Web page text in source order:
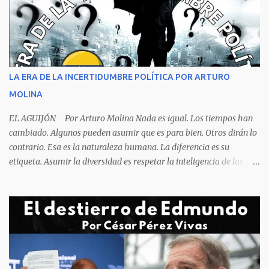
respiración es levantarse y manotear, para desplomarse en el suelo
cogiendo todo lo que consigue a su lado. La foto habla por si
sola, la mesa ordenada, los platos terminados o tapados, todo en
orden y el campeón mundial sentado apacible y sin presentar su
rostro rasgos de asfixia mecánica, que se reflejan en un color
recuento de lo sucedido antes de este día fatídico. ...
LA ERA DE LA INCERTIDUMBRE POLÍTICA POR ARTURO
MOLINA
EL AGUIJÓN Por Arturo Molina Nada es igual. Los tiempos han
cambiado. Algunos pueden asumir que es para bien. Otros dirán lo
contrario. Esa es la naturaleza humana. La diferencia es su
etiqueta. Asumir la diversidad es respetar la inteligencia de las
obliga a los líderes, a crear de forma urgente, estrategias
responsables para restituir la confianza de los ciudadanos hacia
las instituciones. El desmoronamiento moral de la sociedad va a
repercutir en la de los gobernantes, a quienes los devorará la
soledad. Un soplo de aliento fresco es la solicitud en la calle. La